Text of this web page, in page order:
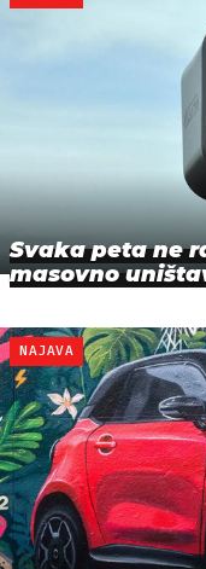
Svaka peta ne
masovno
NAJAVA